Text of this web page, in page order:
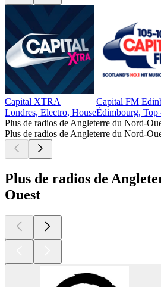
Capital XTRA
Londres, Electro, House
Capital FM
Édimbourg, Top
Plus de radios de Angleterre du Nord-
Plus de radios de Angleterre du Nord-
Plus de radios de
Ouest